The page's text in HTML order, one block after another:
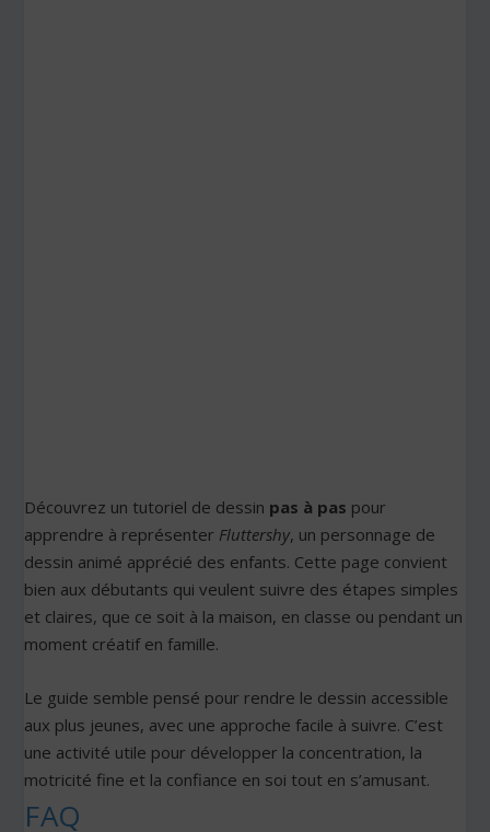
Découvrez un tutoriel de dessin pas à pas pour
apprendre à représenter Fluttershy, un personnage de
dessin animé apprécié des enfants. Cette page convient
bien aux débutants qui veulent suivre des étapes simples
et claires, que ce soit à la maison, en classe ou pendant un
moment créatif en famille.
Le guide semble pensé pour rendre le dessin accessible
aux plus jeunes, avec une approche facile à suivre. C’est
une activité utile pour développer la concentration, la
motricité fine et la confiance en soi tout en s’amusant.
FAQ